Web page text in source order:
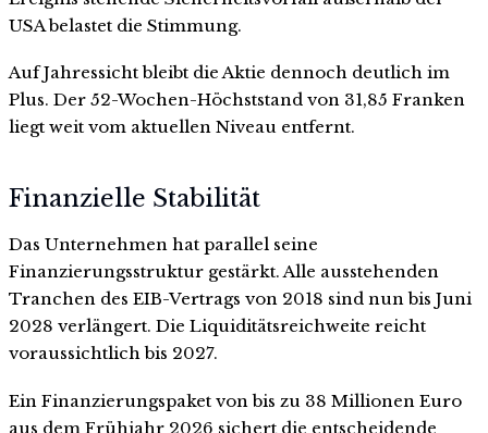
USA belastet die Stimmung.
Auf Jahressicht bleibt die Aktie dennoch deutlich im
Plus. Der 52-Wochen-Höchststand von 31,85 Franken
liegt weit vom aktuellen Niveau entfernt.
Finanzielle Stabilität
Das Unternehmen hat parallel seine
Finanzierungsstruktur gestärkt. Alle ausstehenden
Tranchen des EIB-Vertrags von 2018 sind nun bis Juni
2028 verlängert. Die Liquiditätsreichweite reicht
voraussichtlich bis 2027.
Ein Finanzierungspaket von bis zu 38 Millionen Euro
aus dem Frühjahr 2026 sichert die entscheidende